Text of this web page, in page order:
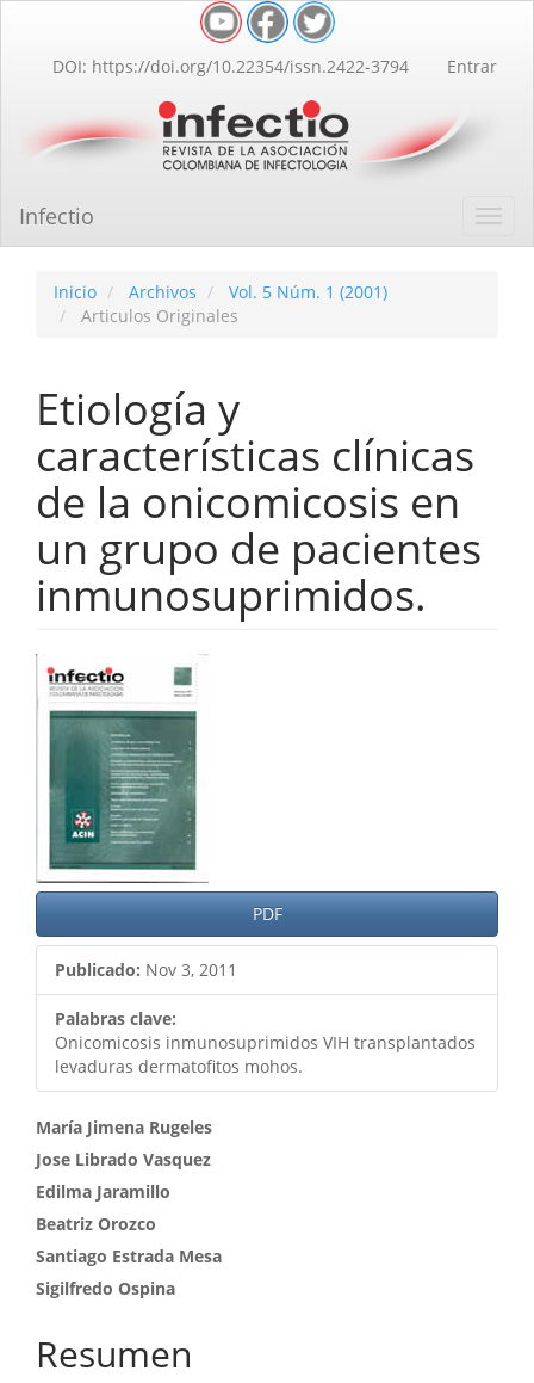
Contenido
principal
lateral
DOI: https://doi.org/10.22354/issn.2422-3794 Entrar
Infectio
Inicio Archivos
Vol. 5 Núm. 1 (2001)
Articulos Originales
Etiología y
características clínicas
de la onicomicosis en
un grupo de pacientes
inmunosuprimidos.
Barra
lateral
del
artículo
PDF
Publicado: Nov 3, 2011
Palabras clave:
Onicomicosis inmunosuprimidos VIH transplantados
levaduras dermatofitos mohos.
Contenido
principal
del
artículo
María Jimena Rugeles
Jose Librado Vasquez
Edilma Jaramillo
Beatriz Orozco
Santiago Estrada Mesa
Sigilfredo Ospina
Resumen